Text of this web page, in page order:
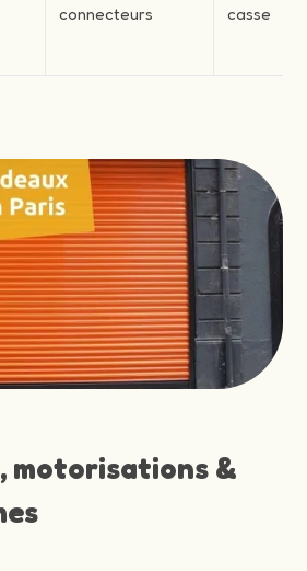
connecteurs
casse
motorisations &